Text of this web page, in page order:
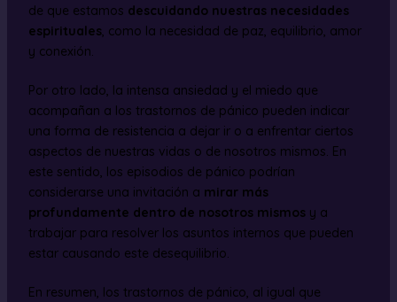
de que estamos descuidando nuestras necesidades
espirituales, como la necesidad de paz, equilibrio, amor
y conexión.
Por otro lado, la intensa ansiedad y el miedo que
acompañan a los trastornos de pánico pueden indicar
una forma de resistencia a dejar ir o a enfrentar ciertos
aspectos de nuestras vidas o de nosotros mismos. En
este sentido, los episodios de pánico podrían
considerarse una invitación a mirar más
profundamente dentro de nosotros mismosy a
trabajar para resolver los asuntos internos que pueden
estar causando este desequilibrio.
En resumen, los trastornos de pánico, al igual que